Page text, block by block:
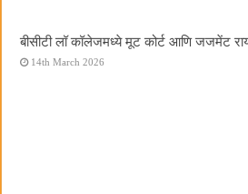
बीसीटी लॉ कॉलेजमध्ये मूट कोर्ट आणि जजमेंट
14th March 2026